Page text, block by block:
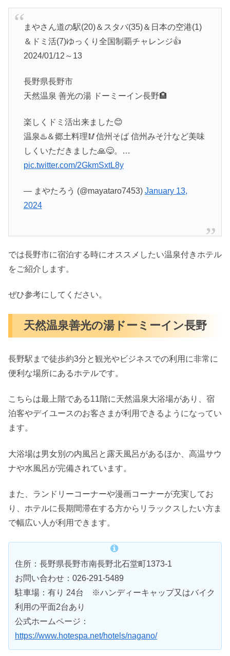
まやさん道の駅(20)＆スタバ(35)＆日本の空港(1)
＆ドミ活(7)ゆっくり全国制覇チャレンジ👍
2024/01/12～13
長野県長野市
天然温泉 善光の湯 ドーミーイン長野🏨
楽しくドミ活出来ました😊
温泉♨️＆郷土料理🥢信州そば 信州みそ汁など美味
しくいただきました🙏😋。…
pic.twitter.com/2GkmSxtL8y
— まやたろう (@mayataro7453) January 13,
2024
では長野市に宿泊する時にオススメしたい温泉付きホテル
をご紹介します。
ぜひ参考にしてください。
天然温泉善光の湯ドーミーイン長野
長野駅まで徒歩約3分と観光やビジネスでの利用に非常に
便利な場所にあるホテルです。
こちらは最上階である11階に天然温泉大浴場があり、宿
泊客やデイユースのお客さまが利用できるようになってい
ます。
大浴場は男女別の内風呂と露天風呂があるほか、高温サウ
ナや水風呂が完備されています。
また、ランドリーコーナーや漫画コーナーが充実してお
り、ホテルに長期間滞在する方からリラックスしたい方ま
で幅広い人が利用できます。
住所：長野県長野市南長野北石堂町1373-1
お問い合わせ：026-291-5489
駐車場：有り 24台 ※ハンディーキャップ又はバイク
利用の平面2台あり
公式ホームページ：
https://www.hotespa.net/hotels/nagano/